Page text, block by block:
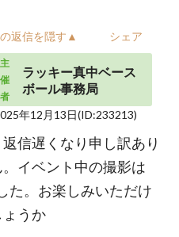
返信を隠す▲ シェア
主
催
者
ラッキー真中ベース
ボール事務局
年12月13日(ID:233213)
返信遅くなり申し訳あり
。イベント中の撮影は
た。お楽しみいただけ
うか